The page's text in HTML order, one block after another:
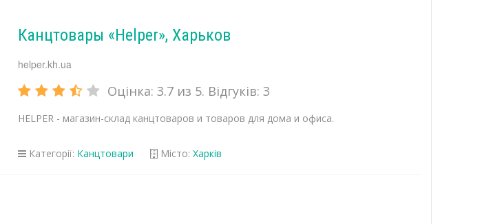
Канцтовары «Helper», Харьков
helper.kh.ua
Оцінка: 3.7из 5. Відгуків: 3
HELPER - магазин-склад канцтоваров и товаров для дома и офиса.
Категорії: Канцтовари Місто: Харків